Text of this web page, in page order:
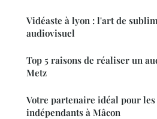
Vidéaste à lyon : l'art de
audiovisuel
Top 5 raisons de réaliser un
Metz
Votre partenaire idéal pour
indépendants à Mâcon